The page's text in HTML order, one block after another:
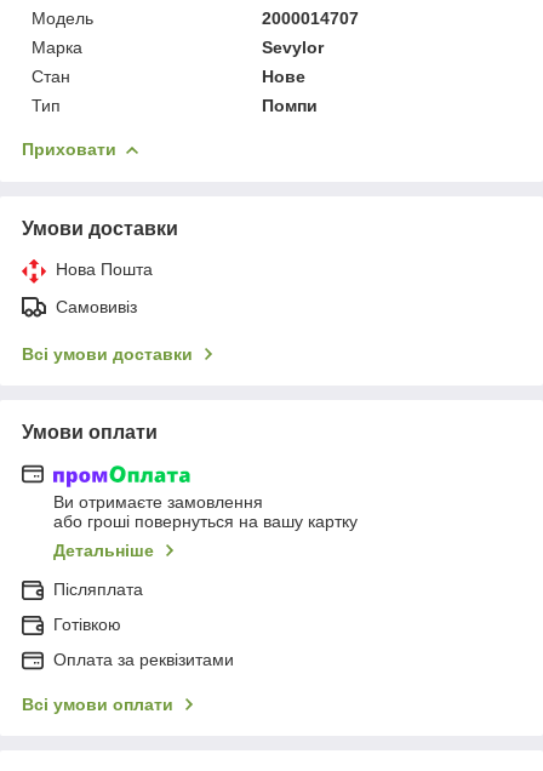
Мoдель
2000014707
Марка
Sevylor
Стан
Нове
Тип
Помпи
Приховати
Умови доставки
Нова Пошта
Самовивіз
Всі умови доставки
Умови оплати
Ви отримаєте замовлення
або гроші повернуться на вашу картку
Детальніше
Післяплата
Готівкою
Оплата за реквізитами
Всі умови оплати